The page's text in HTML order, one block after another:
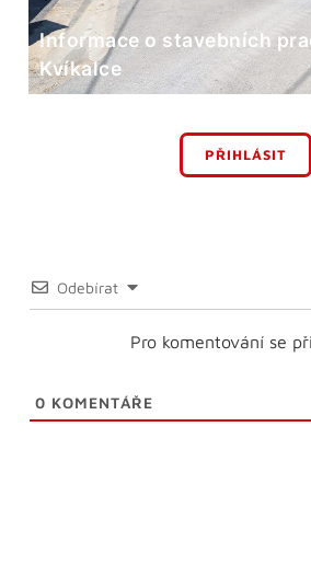
Informace o stavebních
Kvíkalce
PŘIHLÁSIT
Odebírat
Pro komentování se
0 KOMENTÁŘE